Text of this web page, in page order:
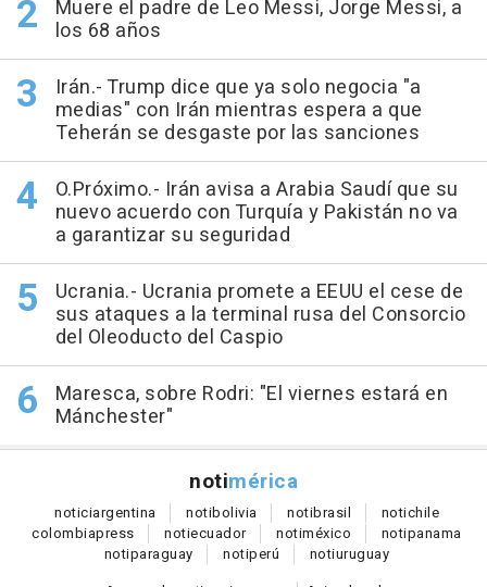
Muere el padre de Leo Messi, Jorge Messi, a
los 68 años
Irán.- Trump dice que ya solo negocia "a
medias" con Irán mientras espera a que
Teherán se desgaste por las sanciones
O.Próximo.- Irán avisa a Arabia Saudí que su
nuevo acuerdo con Turquía y Pakistán no va
a garantizar su seguridad
Ucrania.- Ucrania promete a EEUU el cese de
sus ataques a la terminal rusa del Consorcio
del Oleoducto del Caspio
Maresca, sobre Rodri: "El viernes estará en
Mánchester"
notimérica
noticiargentina notibolivia notibrasil notichile
colombiapress notiecuador notiméxico notipanama
notiparaguay notiperú notiuruguay